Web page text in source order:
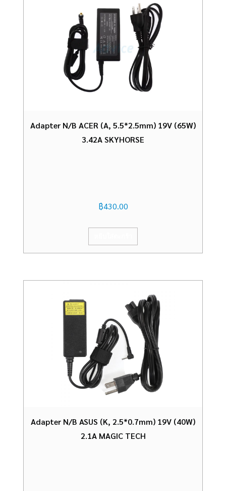
Adapter N/B ACER (A, 5.5*2.5mm) 19V (65W)
3.42A SKYHORSE
฿430.00
Adapter N/B ASUS (K, 2.5*0.7mm) 19V (40W)
2.1A MAGIC TECH